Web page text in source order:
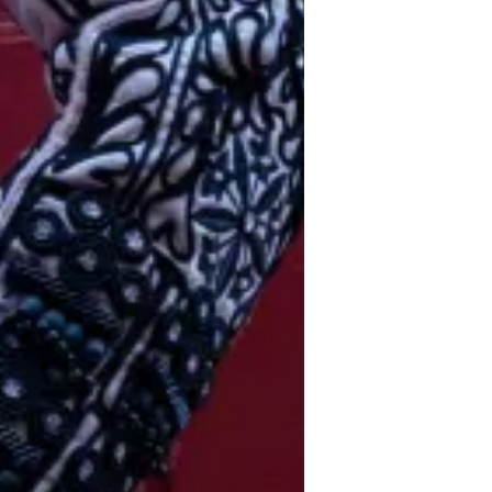
VOTRE N° ?
numéro de commande figure en haut
reçu lors de la souscription de votre
abonnement.